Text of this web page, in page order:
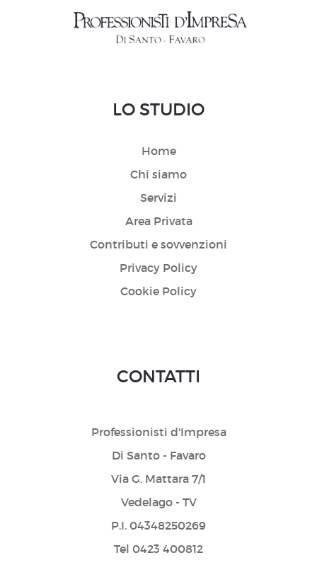
LO STUDIO
Home
Chi siamo
Servizi
Area Privata
Contributi e sovvenzioni
Privacy Policy
Cookie Policy
CONTATTI
Professionisti d'Impresa
Di Santo - Favaro
Via G. Mattara 7/1
Vedelago - TV
P.I. 04348250269
Tel 0423 400812